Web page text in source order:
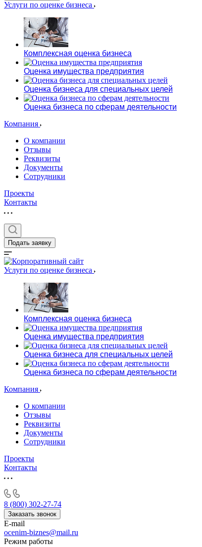
Услуги по оценке бизнеса
Комплексная оценка бизнеса
Оценка имущества предприятия
Оценка бизнеса для специальных целей
Оценка бизнеса по сферам деятельности
Компания
О компании
Отзывы
Реквизиты
Документы
Сотрудники
Проекты
Контакты
Подать заявку
Услуги по оценке бизнеса
Комплексная оценка бизнеса
Оценка имущества предприятия
Оценка бизнеса для специальных целей
Оценка бизнеса по сферам деятельности
Компания
О компании
Отзывы
Реквизиты
Документы
Сотрудники
Проекты
Контакты
8 (800) 302-27-74
Заказать звонок
E-mail
ocenim-biznes@mail.ru
Режим работы
Аксай
Алушта
Альметьевск
Анапа
Ангарск